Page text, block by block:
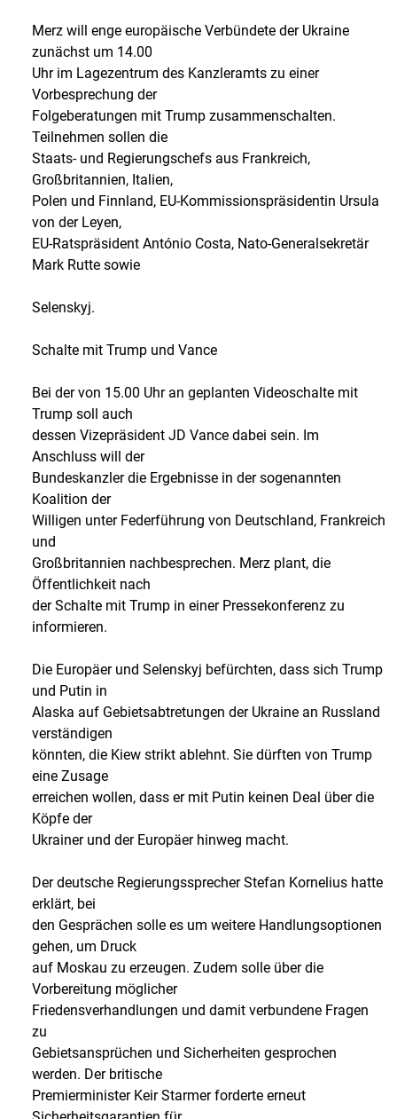
Merz will enge europäische Verbündete der Ukraine
zunächst um 14.00
Uhr im Lagezentrum des Kanzleramts zu einer
Vorbesprechung der
Folgeberatungen mit Trump zusammenschalten.
Teilnehmen sollen die
Staats- und Regierungschefs aus Frankreich,
Großbritannien, Italien,
Polen und Finnland, EU-Kommissionspräsidentin Ursula
von der Leyen,
EU-Ratspräsident António Costa, Nato-Generalsekretär
Mark Rutte sowie
Selenskyj.
Schalte mit Trump und Vance
Bei der von 15.00 Uhr an geplanten Videoschalte mit
Trump soll auch
dessen Vizepräsident JD Vance dabei sein. Im
Anschluss will der
Bundeskanzler die Ergebnisse in der sogenannten
Koalition der
Willigen unter Federführung von Deutschland, Frankreich
und
Großbritannien nachbesprechen. Merz plant, die
Öffentlichkeit nach
der Schalte mit Trump in einer Pressekonferenz zu
informieren.
Die Europäer und Selenskyj befürchten, dass sich Trump
und Putin in
Alaska auf Gebietsabtretungen der Ukraine an Russland
verständigen
könnten, die Kiew strikt ablehnt. Sie dürften von Trump
eine Zusage
erreichen wollen, dass er mit Putin keinen Deal über die
Köpfe der
Ukrainer und der Europäer hinweg macht.
Der deutsche Regierungssprecher Stefan Kornelius hatte
erklärt, bei
den Gesprächen solle es um weitere Handlungsoptionen
gehen, um Druck
auf Moskau zu erzeugen. Zudem solle über die
Vorbereitung möglicher
Friedensverhandlungen und damit verbundene Fragen
zu
Gebietsansprüchen und Sicherheiten gesprochen
werden. Der britische
Premierminister Keir Starmer forderte erneut